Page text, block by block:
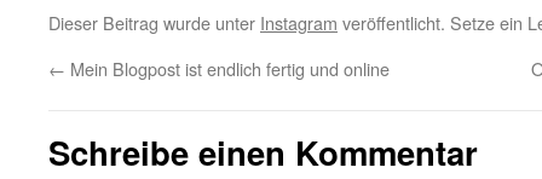
Dieser Beitrag wurde unter Instagram veröffentlicht. Setze ein
← Mein Blogpost ist endlich fertig und online
Schreibe einen Kommentar